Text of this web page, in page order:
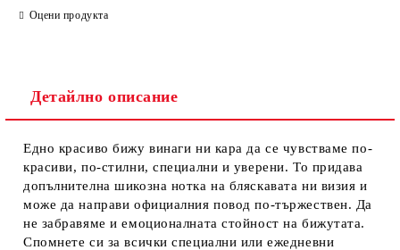
Оцени продукта
Детайлно описание
Едно красиво бижу винаги ни кара да се чувстваме по-
красиви, по-стилни, специални и уверени. То придава
допълнителна шикозна нотка на бляскавата ни визия и
може да направи официалния повод по-тържествен. Да
не забравяме и емоционалната стойност на бижутата.
Спомнете си за всички специални или ежедневни